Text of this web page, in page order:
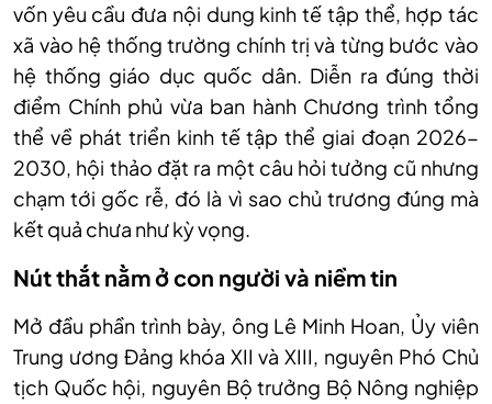
vốn yêu cầu đưa nội dung kinh tế tập thể, hợp tác
xã vào hệ thống trường chính trị và từng bước vào
hệ thống giáo dục quốc dân. Diễn ra đúng thời
điểm Chính phủ vừa ban hành Chương trình tổng
thể về phát triển kinh tế tập thể giai đoạn 2026-
2030, hội thảo đặt ra một câu hỏi tưởng cũ nhưng
chạm tới gốc rễ, đó là vì sao chủ trương đúng mà
kết quả chưa như kỳ vọng.
Nút thắt nằm ở con người và niềm tin
Mở đầu phần trình bày, ông Lê Minh Hoan, Ủy viên
Trung ương Đảng khóa XII và XIII, nguyên Phó Chủ
tịch Quốc hội, nguyên Bộ trưởng Bộ Nông nghiệp